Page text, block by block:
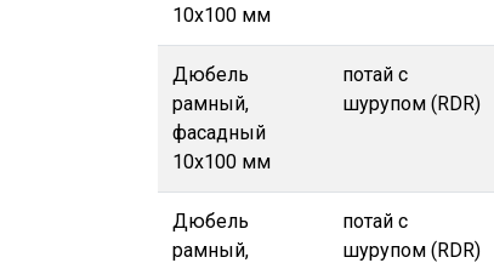
10х100 мм
Дюбель
рамный,
фасадный
10х100 мм
потай с
шурупом (RDR)
Дюбель
рамный,
потай с
шурупом (RDR)